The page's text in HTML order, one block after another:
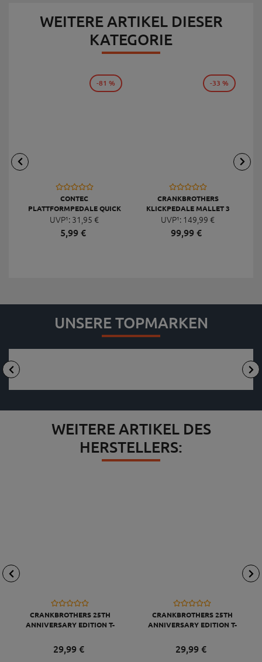
WEITERE ARTIKEL DIESER
KATEGORIE
CONTEC
PLATTFORMPEDALE QUICK
NEO DELUXE
UVP¹: 31,95 €
5,99 €
-81 %
CRANKBROTHERS
KLICKPEDALE MALLET 3
UVP¹: 149,99 €
99,99€
-33 %
UNSERE TOPMARKEN
WEITERE ARTIKEL DES
HERSTELLERS:
CRANKBROTHERS 25TH
ANNIVERSARY EDITION T-
GRAY, M
29,99 €
CRANKBROTHERS 25TH
ANNIVERSARY EDITION T-
GRAY, S
29,99 €